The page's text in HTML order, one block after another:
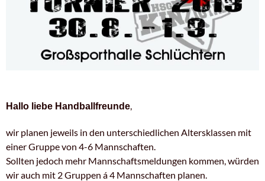
Hallo liebe Handballfreunde,
wir planen jeweils in den unterschiedlichen Altersklassen mit
einer Gruppe von 4-6 Mannschaften.
Sollten jedoch mehr Mannschaftsmeldungen kommen, würden
wir auch mit 2 Gruppen á 4 Mannschaften planen.